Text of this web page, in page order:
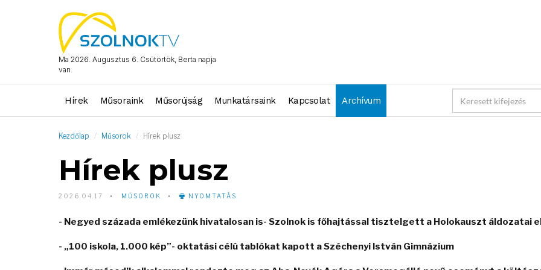
Ma 2026. Augusztus 6. Csütörtök, Berta napja
van.
Hírek Műsoraink Műsorújság Munkatársaink Kapcsolat Archívum
Kezdőlap Műsorok Hírek plusz
Hírek plusz
2026.04.17 MŰSOROK NYOMTATÁS
- Negyed százada emlékezünk hivatalosan is- Szolnok is főhajtással tisztelgett a Holokauszt áldozatai
- „100 iskola, 1.000 kép”- oktatási célú tablókat kapott a Széchenyi István Gimnázium